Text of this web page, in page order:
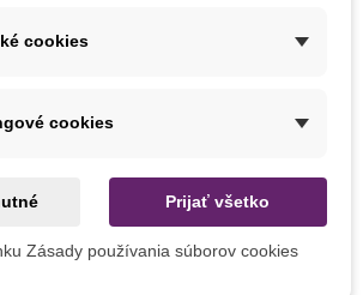
cookies
cookies
Prijať všetko
Zásady používania súborov cookies